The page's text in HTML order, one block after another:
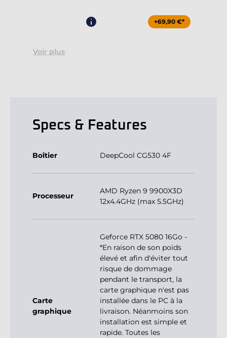
+69,90 €*
Voir plus
Specs & Features
Boîtier DeepCool CG530 4F
Processeur
AMD Ryzen 9 9900X3D
12x4.4GHz (max 5.5GHz)
Carte
graphique
Geforce RTX 5080 16Go -
*En raison de son poids
élevé et afin d'éviter tout
risque de dommage
pendant le transport, la
carte graphique n'est pas
installée dans le PC à la
livraison. Néanmoins son
installation est simple et
rapide. Toutes les